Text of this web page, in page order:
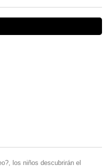
los niños descubrirán el